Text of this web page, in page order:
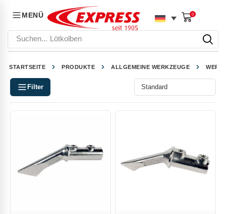
MENÜ 0
Suchen... Lötkolben
STARTSEITE PRODUKTE ALLGEMEINE WERKZEUGE
Filter